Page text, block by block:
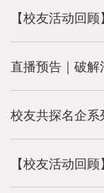
直播预告｜破